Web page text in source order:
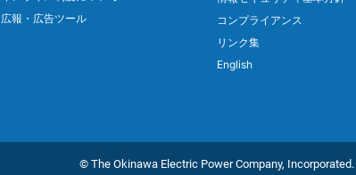
広報・広告ツール
コンプライアンス
リンク集
English
© The Okinawa Electric Power Company, Incorporated.